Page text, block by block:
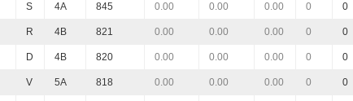
S 4A 845 0.00 0.00 0.00 0 0
R 4B 821 0.00 0.00 0.00 0 0
D 4B 820 0.00 0.00 0.00 0 0
V 5A 818 0.00 0.00 0.00 0 0